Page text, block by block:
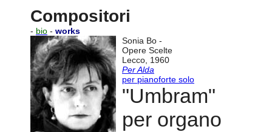
Compositori
- bio - works
Sonia Bo -
Opere Scelte
Lecco, 1960
Per Alda
per pianoforte solo
"Umbram"
per organo